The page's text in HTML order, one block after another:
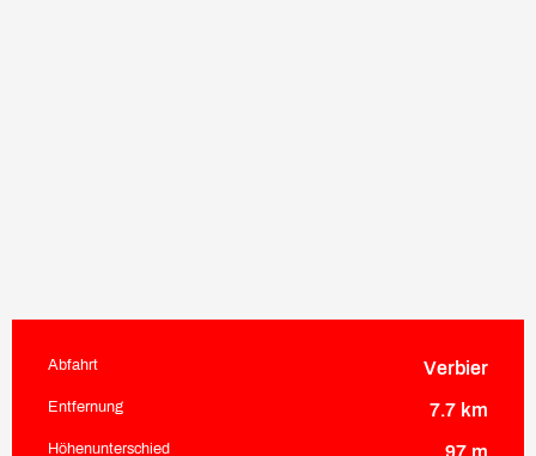
Praktische Informationen
Abfahrt Verbier
Entfernung 7.7 km
Höhenunterschied 97 m